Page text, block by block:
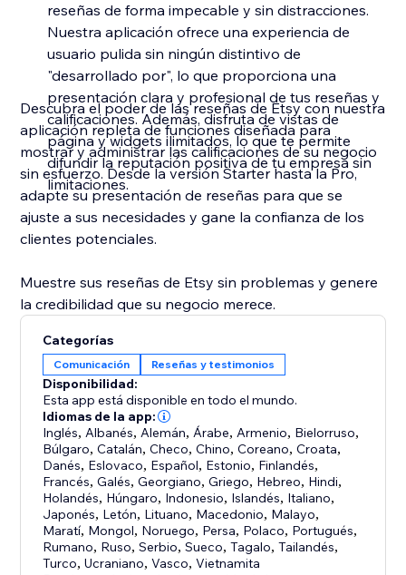
reseñas de forma impecable y sin distracciones.
Nuestra aplicación ofrece una experiencia de
usuario pulida sin ningún distintivo de
"desarrollado por", lo que proporciona una
presentación clara y profesional de tus reseñas y
calificaciones. Además, disfruta de vistas de
página y widgets ilimitados, lo que te permite
difundir la reputación positiva de tu empresa sin
limitaciones.
Descubra el poder de las reseñas de Etsy con nuestra
aplicación repleta de funciones diseñada para
mostrar y administrar las calificaciones de su negocio
sin esfuerzo. Desde la versión Starter hasta la Pro,
adapte su presentación de reseñas para que se
ajuste a sus necesidades y gane la confianza de los
clientes potenciales.
Muestre sus reseñas de Etsy sin problemas y genere
la credibilidad que su negocio merece.
Categorías
Comunicación Reseñas y testimonios
Disponibilidad:
Esta app está disponible en todo el mundo.
Idiomas de la app:
Inglés, Albanés, Alemán, Árabe, Armenio, Bielorruso,
Búlgaro,Catalán,Checo,Chino,Coreano,Croata,
Danés, Eslovaco, Español, Estonio, Finlandés,
Francés,Galés,Georgiano,Griego, Hebreo, Hindi,
Holandés, Húngaro, Indonesio, Islandés, Italiano,
Japonés, Letón, Lituano, Macedonio, Malayo,
Maratí, Mongol, Noruego, Persa, Polaco, Portugués,
Rumano, Ruso,Serbio,Sueco,Tagalo,Tailandés,
Turco,Ucraniano,Vasco,Vietnamita